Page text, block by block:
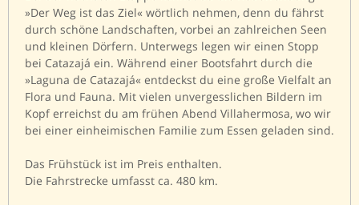
»Der Weg ist das Ziel« wörtlich nehmen, denn du fährst
durch schöne Landschaften, vorbei an zahlreichen Seen
und kleinen Dörfern. Unterwegs legen wir einen Stopp
bei Catazajá ein. Während einer Bootsfahrt durch die
»Laguna de Catazajá« entdeckst du eine große Vielfalt an
Flora und Fauna. Mit vielen unvergesslichen Bildern im
Kopf erreichst du am frühen Abend Villahermosa, wo wir
bei einer einheimischen Familie zum Essen geladen sind.
Das Frühstück ist im Preis enthalten.
Die Fahrstrecke umfasst ca. 480 km.